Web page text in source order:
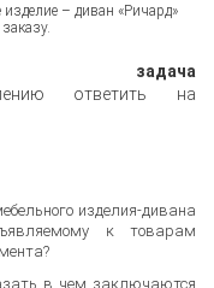
изделие – диван «Ричард»
ответить на
изделия-дивана
к товарам
в чем заключаются